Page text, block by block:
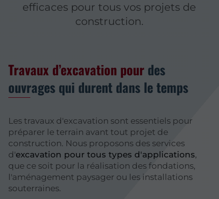
efficaces pour tous vos projets de
construction.
Travaux d’excavation pour des
ouvrages qui durent dans le temps
Les travaux d'excavation sont essentiels pour
préparer le terrain avant tout projet de
construction. Nous proposons des services
d'excavation pour tous types d'applications,
que ce soit pour la réalisation des fondations,
l'aménagement paysager ou les installations
souterraines.